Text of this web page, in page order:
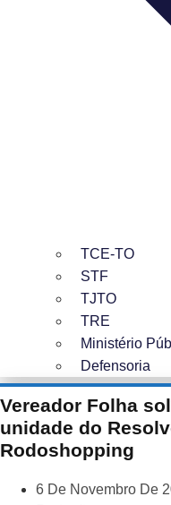
TCE-TO
STF
TJTO
TRE
Ministério
Defensoria
Vereador Folha
unidade do
Rodoshopping
6 De Novembro De